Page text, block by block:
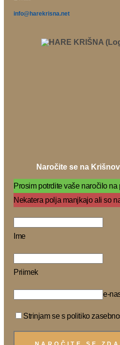
info@harekrisna.net
Naročite se na
Prosim potrdite vaše naročilo
Nekatera polja manjkajo ali so
Ime
Priimek
e-
Strinjam se s politiko